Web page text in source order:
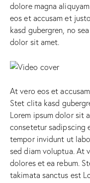
dolore magna
eos et accusam et
kasd gubergren, no
dolor sit amet.
At vero eos et
Stet clita kasd
Lorem ipsum dolor sit
consetetur sadipscing
tempor invidunt ut
sed diam voluptua. At
dolores et ea rebum.
takimata sanctus est